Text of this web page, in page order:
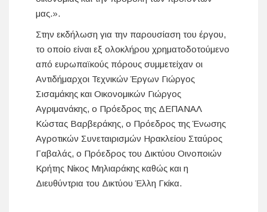
μας.».
Στην εκδήλωση για την παρουσίαση του έργου,
το οποίο είναι εξ ολοκλήρου χρηματοδοτούμενο
από ευρωπαϊκούς πόρους συμμετείχαν οι
Αντιδήμαρχοι Τεχνικών Έργων Γιώργος
Σισαμάκης και Οικονομικών Γιώργος
Αγριμανάκης, ο Πρόεδρος της ΔΕΠΑΝΑΛ
Κώστας Βαρβεράκης, ο Πρόεδρος της Ένωσης
Αγροτικών Συνεταιρισμών Ηρακλείου Σταύρος
Γαβαλάς, ο Πρόεδρος του Δικτύου Οινοποιών
Κρήτης Νίκος Μηλιαράκης καθώς και η
Διευθύντρια του Δικτύου Έλλη Γκίκα.